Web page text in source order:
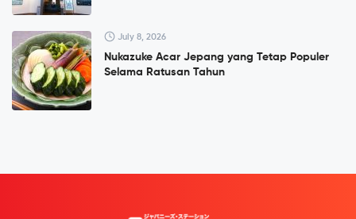
July 8, 2026
Nukazuke Acar Jepang yang Tetap Populer
Selama Ratusan Tahun